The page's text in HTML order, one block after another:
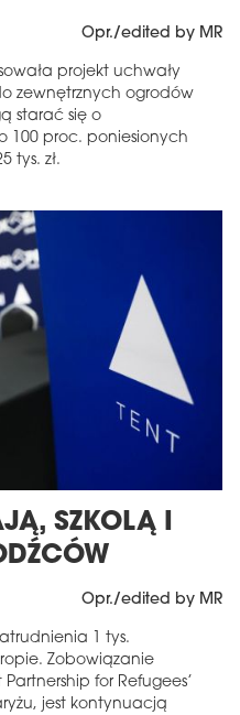
Opr./edited by MR
projekt uchwały
zewnętrznych ogrodów
starać się o
100 proc. poniesionych
tys. zł.
SZKOLĄ I
Opr./edited by MR
1 tys.
Zobowiązanie
for Refugees’
jest kontynuacją